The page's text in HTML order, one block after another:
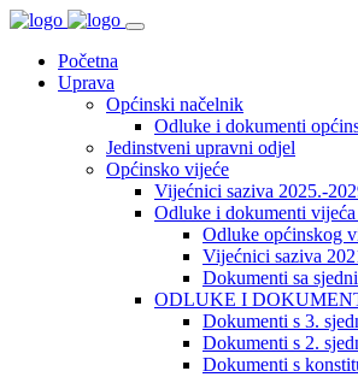
Početna
Uprava
Općinski načelnik
Odluke i dokumenti
Jedinstveni upravni odjel
Općinsko vijeće
Vijećnici saziva 2025.-
Odluke i dokumenti
Odluke općinskog
Vijećnici saziva
Dokumenti sa
ODLUKE I
Dokumenti s 3.
Dokumenti s 2.
Dokumenti s